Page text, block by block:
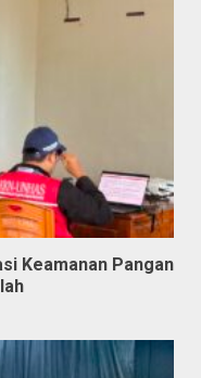
Keamanan Pangan